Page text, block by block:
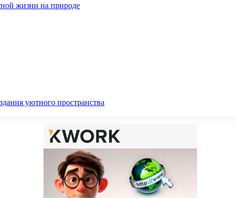
жизни на природе
уютного пространства